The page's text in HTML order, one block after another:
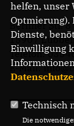
Berliner Str. 8
15907
Telefon:
E-Mail:
helfen, unser
Optmierung).
Dienste,
Einwilligung
Technisch
Die